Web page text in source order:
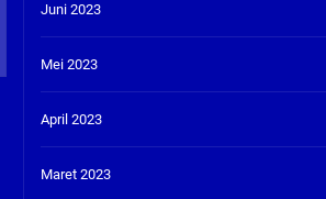
Juni 2023
Mei 2023
April 2023
Maret 2023